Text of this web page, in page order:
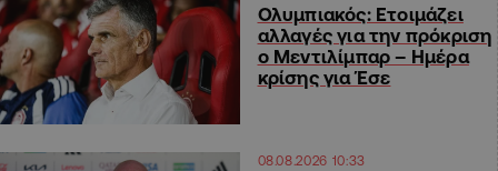
Ολυμπιακός: Ετοιμάζει
αλλαγές για την πρόκριση
ο Μεντιλίμπαρ – Ημέρα
κρίσης για Έσε
08.08.2026 10:33